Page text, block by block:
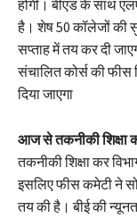
होगी। बीएड के साथ
है। शेष 50 कॉलेजों की
सप्ताह में तय कर दी
संचालित कोर्स की फीस
दिया जाएगा
आज से तकनीकी शिक्षा
तकनीकी शिक्षा कर
इसलिए फीस कमेटी ने
तय की है। बीई की